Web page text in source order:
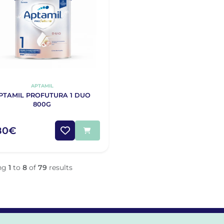
APTAMIL
PROFUTURA 1 DUO
800G
1 to 8 of 79 results